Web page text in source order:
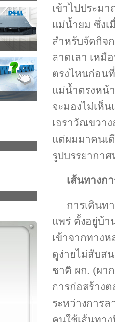
เข้าไปประม
แม่น้ำยม ซึ่งเ
สำหรับจัดกิจ
ลาดเลา เหมื
ตรงไหนก่อน
แม่น้ำตรงหน้
จะมองไม่เห็
เอราวัณขวา
แต่ผมมาคนเ
รูปบรรยากา
เส้นทางก
การเดินท
แพร่ ตั้งอยู่บ้า
เข้าจากทางห
ดูง่ายไม่สับส
ชาติ ผก. (ผา
การก่อสร้างต
ระหว่างการ
คนใช้เส้นทา